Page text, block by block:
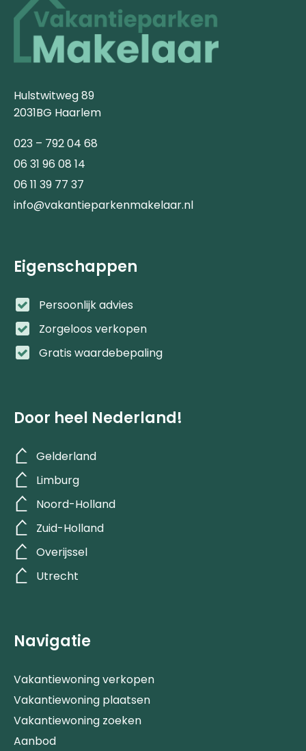
Hulstwitweg 89
2031BG Haarlem
023 – 792 04 68
06 31 96 08 14
06 11 39 77 37
info@vakantieparkenmakelaar.nl
Eigenschappen
Persoonlijk advies
Zorgeloos verkopen
Gratis waardebepaling
Door heel Nederland!
Gelderland
Limburg
Noord-Holland
Zuid-Holland
Overijssel
Utrecht
Navigatie
Vakantiewoning verkopen
Vakantiewoning plaatsen
Vakantiewoning zoeken
Aanbod